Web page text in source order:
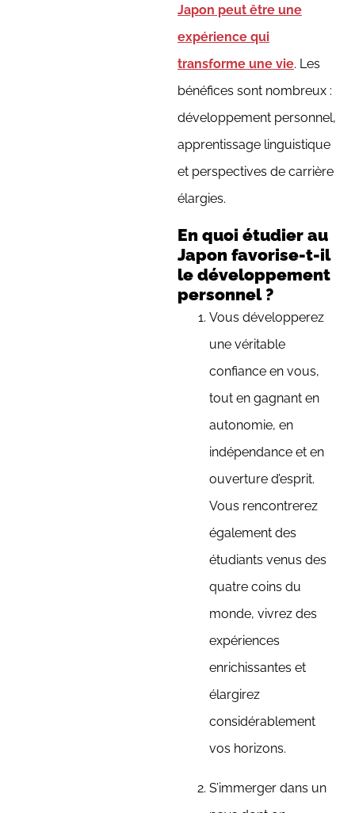
Japon peut être une
expérience qui
transforme une vie. Les
bénéfices sont nombreux :
développement personnel,
apprentissage linguistique
et perspectives de carrière
élargies.
En quoi étudier au
Japon favorise-t-il
le développement
personnel ?
Vous développerez
une véritable
confiance en vous,
tout en gagnant en
autonomie, en
indépendance et en
ouverture d’esprit.
Vous rencontrerez
également des
étudiants venus des
quatre coins du
monde, vivrez des
expériences
enrichissantes et
élargirez
considérablement
vos horizons.
S’immerger dans un